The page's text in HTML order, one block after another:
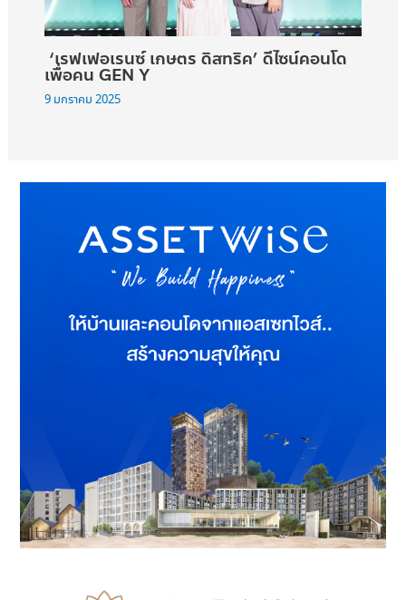
‘เรฟเฟอเรนซ์ เกษตร ดิสทริค’ ดีไซน์คอนโด
เพื่อคน GEN Y
9 มกราคม 2025